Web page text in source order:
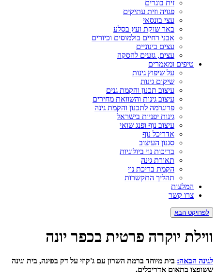
זית בוגרים
פגויה וזית עתיקים
עצי בונסאי
באר שוקת ועץ בסלע
אבני רחיים בולמוסים וכיורים
עצים בינוניים
עצים, גזעים להסקה
ומאמרים
על שיפוץ גינות
שיקום גינות
עיצוב תכנון והקמת גנים
עיצוב גינות והשוואת מחירים
פרוגרמה לתכנון והקמת גינה
גינות יפניות בישראל
עיצוב נוף ופנג שואי
אדריכל נוף
סגנון העיצוב
בריכות נוי ביולוגיות
תאורת גינה
הקמת בריכת נוי
תהליך התקשרות
יוקרה פרטית בכפר יונה
בית מיוחד ברמת השרון עם ג'קוזי על דק בפינה, בית וגינה
אדריכלים.